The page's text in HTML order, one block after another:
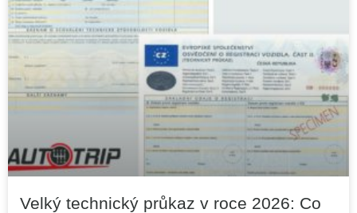
Velký technický průkaz v roce 2026: Co